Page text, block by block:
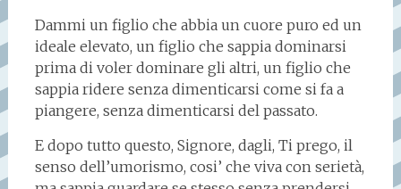
Dammi un figlio che abbia un cuore puro ed un
ideale elevato, un figlio che sappia dominarsi
prima di voler dominare gli altri, un figlio che
sappia ridere senza dimenticarsi come si fa a
piangere, senza dimenticarsi del passato.
E dopo tutto questo, Signore, dagli, Ti prego, il
senso dell’umorismo, cosi’ che viva con serietà,